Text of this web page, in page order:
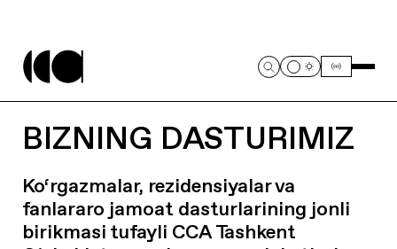
BIZNING DASTURIMIZ
Ko‘rgazmalar, rezidensiyalar va
fanlararo jamoat dasturlarining jonli
birikmasi tufayli CCA Tashkent